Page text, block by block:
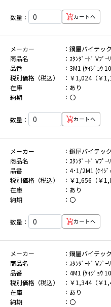
数量： カートへ
メーカー
鍋屋バイテッ
商品名
ｽﾀﾝﾀﾞｰﾄﾞ Vﾌﾟｰ
品番
3M1 (ｹｲｼﾞｮｳ
税別価格（税込）
￥1,024（￥
在庫
あり
納期
〇
数量： カートへ
メーカー
鍋屋バイテッ
商品名
ｽﾀﾝﾀﾞｰﾄﾞ Vﾌﾟｰ
品番
4･1/2M1 (ｹｲｼﾞ
税別価格（税込）
￥1,656（￥
在庫
あり
納期
〇
数量： カートへ
メーカー
鍋屋バイテッ
商品名
ｽﾀﾝﾀﾞｰﾄﾞ Vﾌﾟｰ
品番
4M1 (ｹｲｼﾞｮｳ
税別価格（税込）
￥1,344（￥
在庫
あり
納期
〇